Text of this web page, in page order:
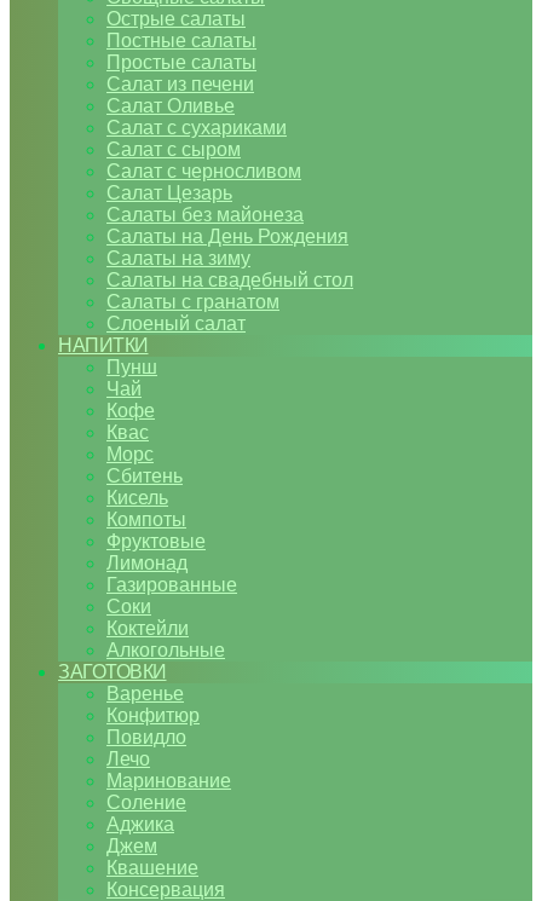
Острые салаты
Постные салаты
Простые салаты
Салат из печени
Салат Оливье
Салат с сухариками
Салат с сыром
Салат с черносливом
Салат Цезарь
Салаты без майонеза
Салаты на День Рождения
Салаты на зиму
Салаты на свадебный стол
Салаты с гранатом
Слоеный салат
НАПИТКИ
Пунш
Чай
Кофе
Квас
Морс
Сбитень
Кисель
Компоты
Фруктовые
Лимонад
Газированные
Соки
Коктейли
Алкогольные
ЗАГОТОВКИ
Варенье
Конфитюр
Повидло
Лечо
Маринование
Соление
Аджика
Джем
Квашение
Консервация